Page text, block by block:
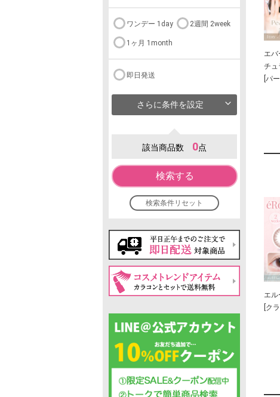
ワンデー 1day 2週間 2week
1ヶ月 1month
即日発送
さらに条件を設定
該当商品数 0点
検索する
検索条件リセット
エ
チュ
[パ
エル
[ク